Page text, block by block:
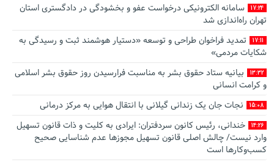
17:24
سامانه الکترونیکی درخواست عفو و بخشودگی در دادگستری استان
تهران راه‌اندازی شد
17:11
تمدید فراخوان طراحی و توسعه «دستیار هوشمند ثبت و رسیدگی به
شکایات مردمی»
13:32
بیانیه ستاد حقوق بشر به مناسبت فرارسیدن روز حقوق بشر اسلامی
و کرامت انسانی
15:08 نجات جان یک زندانی گیلانی با انتقال هوایی به مرکز درمانی
14:26
خندانی، رئیس کانون سردفتران: ایرادی به کلیت و ذات قانون تسهیل
وارد نیست/ چالش اصلی قانون تسهیل مجوزها عدم شناسایی صحیح
کسب‌وکارها است